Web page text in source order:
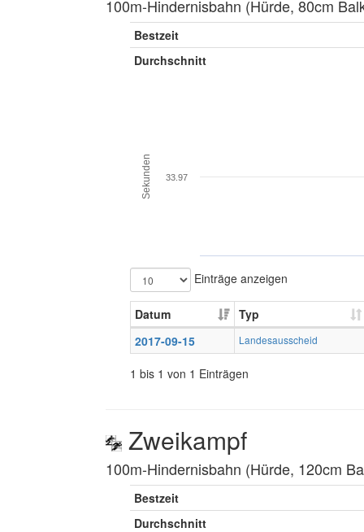
100m-Hindernisbahn (Hürde, 80cm
Bestzeit
Durchschnitt
Sekunden 33.97
Einträge anzeigen
Datum
Typ
2017-09-15
Landesausscheid
1 bis 1 von 1 Einträgen
Zweikampf
100m-Hindernisbahn (Hürde, 120cm
Bestzeit
Durchschnitt